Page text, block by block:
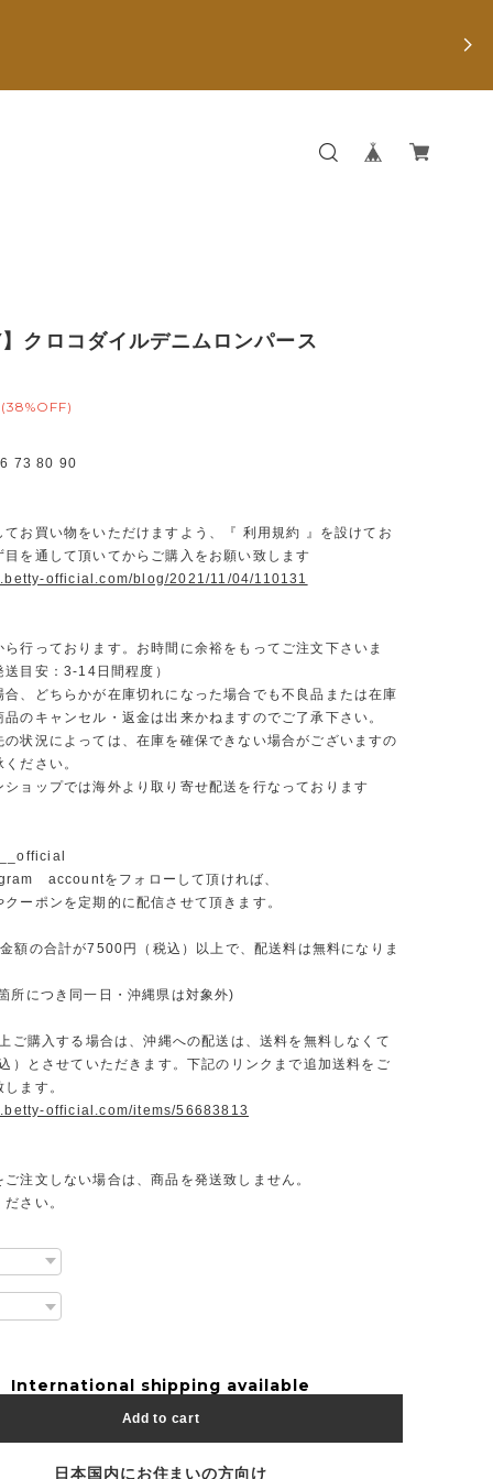
クロコダイルデニムロンパース
(38%OFF)
73 80 90
てお買い物をいただけますよう、『 利用規約 』を設けてお
目を通して頂いてからご購入をお願い致します
official.com/blog/2021/11/04/110131
ら行っております。お時間に余裕をもってご注文下さいま
送目安：3-14日間程度）
合、どちらかが在庫切れになった場合でも不良品または在庫
品のキャンセル・返金は出来かねますのでご了承下さい。
の状況によっては、在庫を確保できない場合がございますの
ださい。
ショップでは海外より取り寄せ配送を行なっております
accountをフォローして頂ければ、
ーポンを定期的に配信させて頂きます。
額の合計が7500円（税込）以上で、配送料は無料になりま
所につき同一日・沖縄県は対象外)
購入する場合は、沖縄への配送は、送料を無料しなくて
）とさせていただきます。下記のリンクまで追加送料をご
ます。
official.com/items/56683813
注文しない場合は、商品を発送致しません。
さい。
International shipping available
Add to cart
日本国内にお住まいの方向け